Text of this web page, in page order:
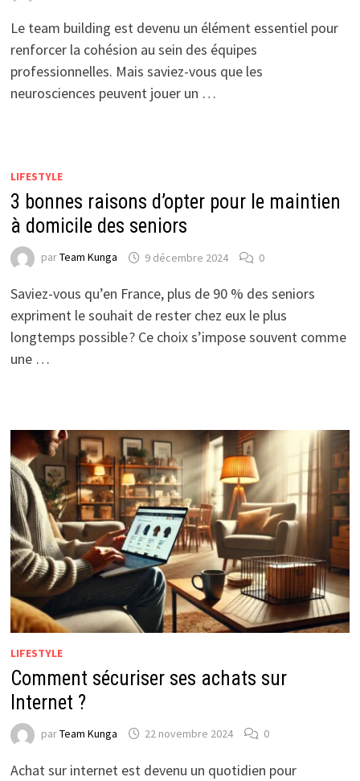
Le team building est devenu un élément essentiel pour
renforcer la cohésion au sein des équipes
professionnelles. Mais saviez-vous que les
neurosciences peuvent jouer un …
LIFESTYLE
3 bonnes raisons d’opter pour le maintien
à domicile des seniors
parTeam Kunga 9 décembre 2024 0
Saviez-vous qu’en France, plus de 90 % des seniors
expriment le souhait de rester chez eux le plus
longtemps possible ? Ce choix s’impose souvent comme
une …
LIFESTYLE
Comment sécuriser ses achats sur
Internet ?
parTeam Kunga 22 novembre 2024 0
Achat sur internet est devenu un quotidien pour